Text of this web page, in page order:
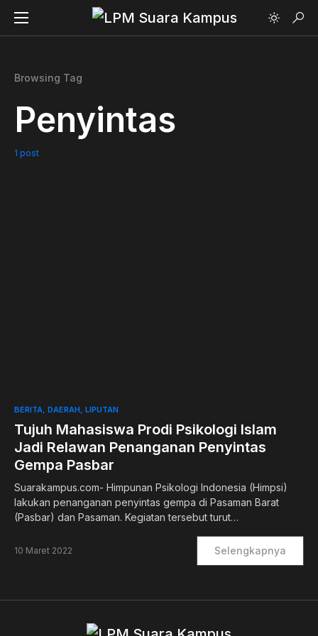
Browsing Tag
Penyintas
1 post
BERITA DAERAH LIPUTAN
Tujuh Mahasiswa Prodi Psikologi Islam
Jadi Relawan Penanganan Penyintas
Gempa Pasbar
Suarakampus.com- Himpunan Psikologi Indonesia (Himpsi)
lakukan penanganan penyintas gempa di Pasaman Barat
(Pasbar) dan Pasaman. Kegiatan tersebut turut…
10 Maret 2022 Selengkapnya